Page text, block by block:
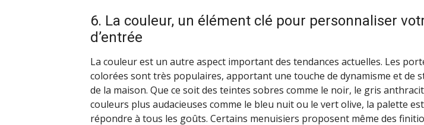
6. La couleur, un élément clé pour personnaliser
d’entrée
La couleur est un autre aspect important des tendances actuelles. Les
colorées sont très populaires, apportant une touche de dynamisme et de
de la maison. Que ce soit des teintes sobres comme le noir, le gris
couleurs plus audacieuses comme le bleu nuit ou le vert olive, la palette
répondre à tous les goûts. Certains menuisiers proposent même des